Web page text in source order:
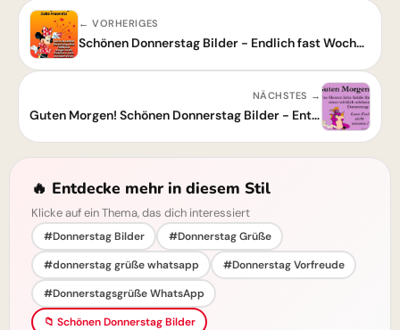
← VORHERIGES
Schönen Donnerstag Bilder - Endlich fast Wochenende!
NÄCHSTES →
Guten Morgen! Schönen Donnerstag Bilder - Entspannung pur
🔥 Entdecke mehr in diesem Stil
Klicke auf ein Thema, das dich interessiert
#Donnerstag Bilder
#Donnerstag Grüße
#donnerstag grüße whatsapp
#Donnerstag Vorfreude
#Donnerstagsgrüße WhatsApp
📁 Schönen Donnerstag Bilder